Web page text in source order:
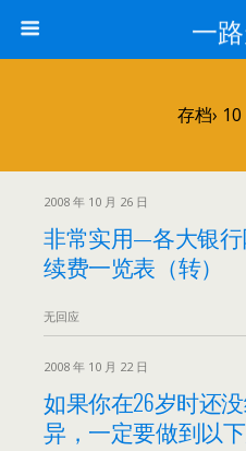
一
存档›
2008 年 10 月 26 日
非常实用—各大银
续费一览表（转）
无回应
2008 年 10 月 22 日
如果你在26岁时还
异，一定要做到以